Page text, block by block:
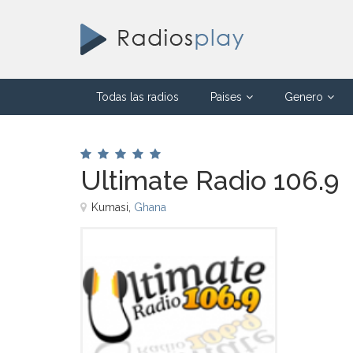
Todas las radios Paises Genero
Ultimate Radio 106.9
Kumasi, Ghana